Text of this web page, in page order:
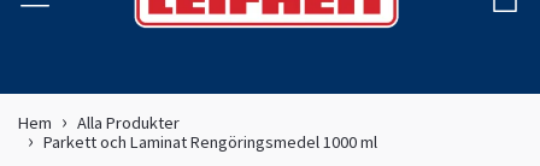
Hem
Alla Produkter
Parkett och Laminat Rengöringsmedel 1000 ml